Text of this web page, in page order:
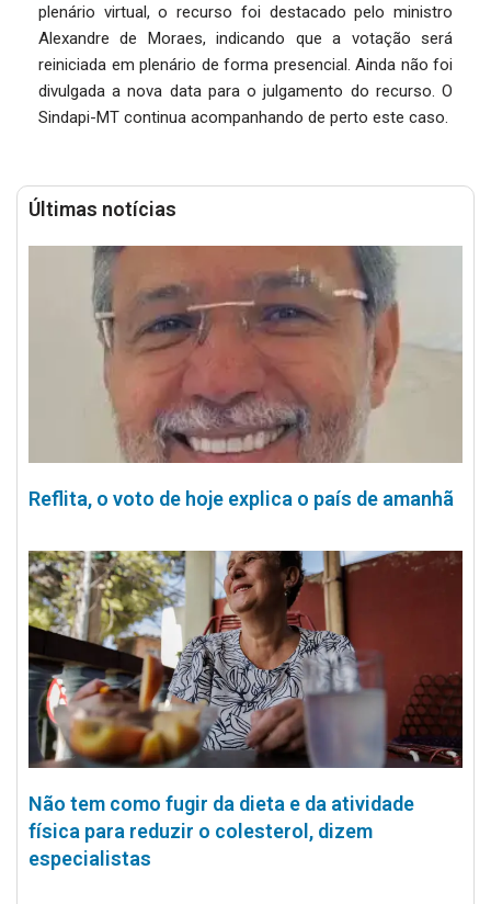
plenário virtual, o recurso foi destacado pelo ministro
Alexandre de Moraes, indicando que a votação será
reiniciada em plenário de forma presencial. Ainda não foi
divulgada a nova data para o julgamento do recurso. O
Sindapi-MT continua acompanhando de perto este caso.
Últimas notícias
Reflita, o voto de hoje explica o país de amanhã
Não tem como fugir da dieta e da atividade
física para reduzir o colesterol, dizem
especialistas